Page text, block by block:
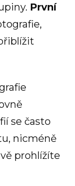
První
se často
nicméně
prohlížíte